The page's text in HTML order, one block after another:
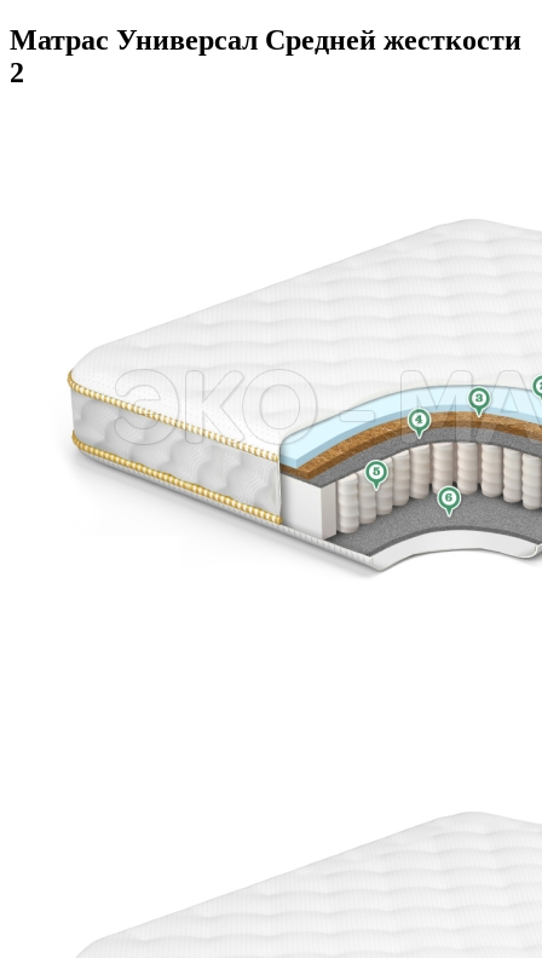
Матрас Универсал Средней жесткости
2